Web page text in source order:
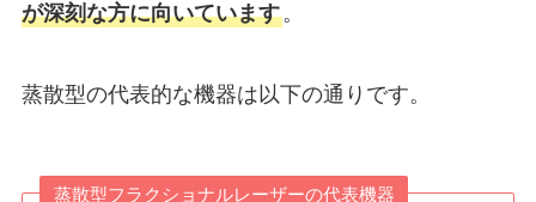
が深刻な方に向いています。
蒸散型の代表的な機器は以下の通りです。
蒸散型フラクショナルレーザーの代表機器